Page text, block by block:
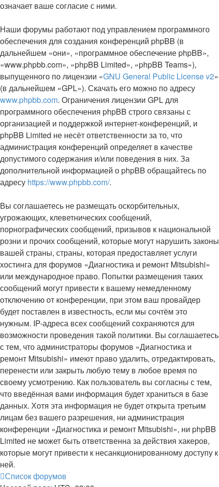
означает ваше согласие с ними.
Наши форумы работают под управлением программного
обеспечения для создания конференций phpBB (в
дальнейшем «они», «программное обеспечение phpBB»,
«www.phpbb.com», «phpBB Limited», «phpBB Teams»),
выпущенного по лицензии «GNU General Public License v2»
(в дальнейшем «GPL»). Скачать его можно по адресу
www.phpbb.com. Ограничения лицензии GPL для
программного обеспечения phpBB строго связаны с
организацией и поддержкой интернет-конференций, и
phpBB Limited не несёт ответственности за то, что
администрация конференций определяет в качестве
допустимого содержания и/или поведения в них. За
дополнительной информацией о phpBB обращайтесь по
адресу https://www.phpbb.com/.
Вы соглашаетесь не размещать оскорбительных,
угрожающих, клеветнических сообщений,
порнографических сообщений, призывов к национальной
розни и прочих сообщений, которые могут нарушить законы
вашей страны, страны, которая предоставляет услуги
хостинга для форумов «Диагностика и ремонт Mitsubishi»
или международное право. Попытки размещения таких
сообщений могут привести к вашему немедленному
отключению от конференции, при этом ваш провайдер
будет поставлен в известность, если мы сочтём это
нужным. IP-адреса всех сообщений сохраняются для
возможности проведения такой политики. Вы соглашаетесь
с тем, что администраторы форумов «Диагностика и
ремонт Mitsubishi» имеют право удалить, отредактировать,
перенести или закрыть любую тему в любое время по
своему усмотрению. Как пользователь вы согласны с тем,
что введённая вами информация будет храниться в базе
данных. Хотя эта информация не будет открыта третьим
лицам без вашего разрешения, ни администрация
конференции «Диагностика и ремонт Mitsubishi», ни phpBB
Limited не может быть ответственна за действия хакеров,
которые могут привести к несанкционированному доступу к
ней.
Список форумов